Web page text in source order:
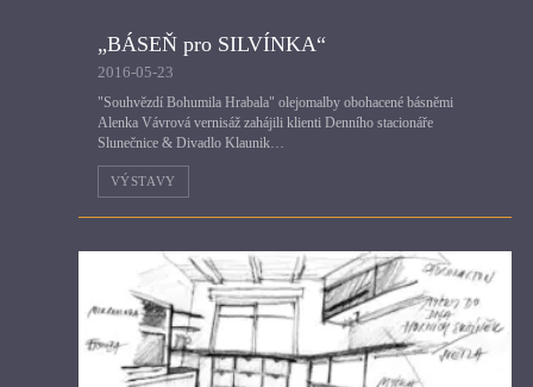
„BÁSEŇ pro SILVÍNKA“
2016-05-23
"Souhvězdí Bohumila Hrabala" olejomalby obohacené básněmi
Alenka Vávrová vernisáž zahájili klienti Denního stacionáře
Slunečnice & Divadlo Klaunik…
VÝSTAVY